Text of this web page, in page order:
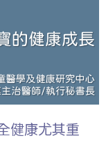
健康尤其重